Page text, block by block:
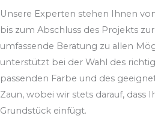
Unsere Experten stehen Ihnen
bis zum Abschluss des Projekts
umfassende Beratung zu allen
unterstützt bei der Wahl des
passenden Farbe und des
Zaun, wobei wir stets darauf, dass
Grundstück einfügt.